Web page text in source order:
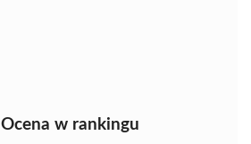
Ocena w rankingu